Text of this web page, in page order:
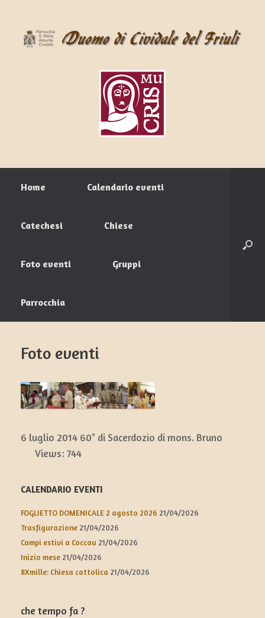
Home Calendario eventi
Catechesi Chiese
Foto eventi Gruppi
Parrocchia
Foto eventi
6 luglio 2014 60° di Sacerdozio di mons. Bruno
Views: 744
CALENDARIO EVENTI
FOGLIETTO DOMENICALE 2 agosto 2026 21/04/2026
Trasfigurazione 21/04/2026
Campi estivi a Coccau 21/04/2026
Inizio mese 21/04/2026
8Xmille: Chiesa cattolica 21/04/2026
che tempo fa ?